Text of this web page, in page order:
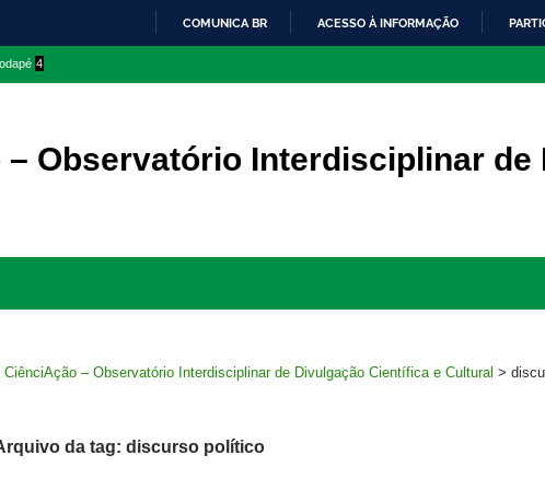
O
COMUNICA BR ACESSO À INFORMAÇÃO
4
– Observatório Interdisciplinar de
CiênciAção – Observatório Interdisciplinar de Divulgação Científica e Cultural >
da tag: discurso político